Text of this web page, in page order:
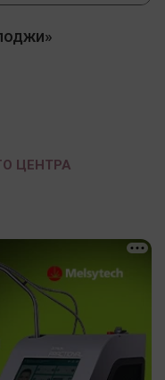
ЦЕНТРА